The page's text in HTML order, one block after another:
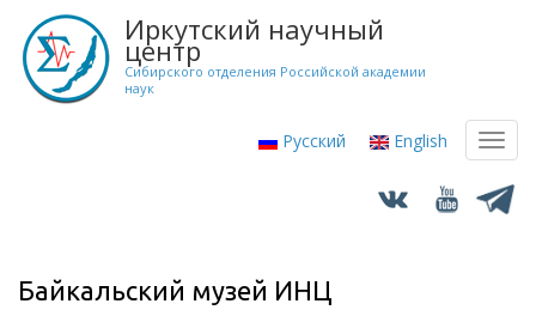
Перейти
основному
содержанию
Иркутский научный
центр
Сибирского отделения Российской академии
наук
Русский English
Байкальский музей ИНЦ